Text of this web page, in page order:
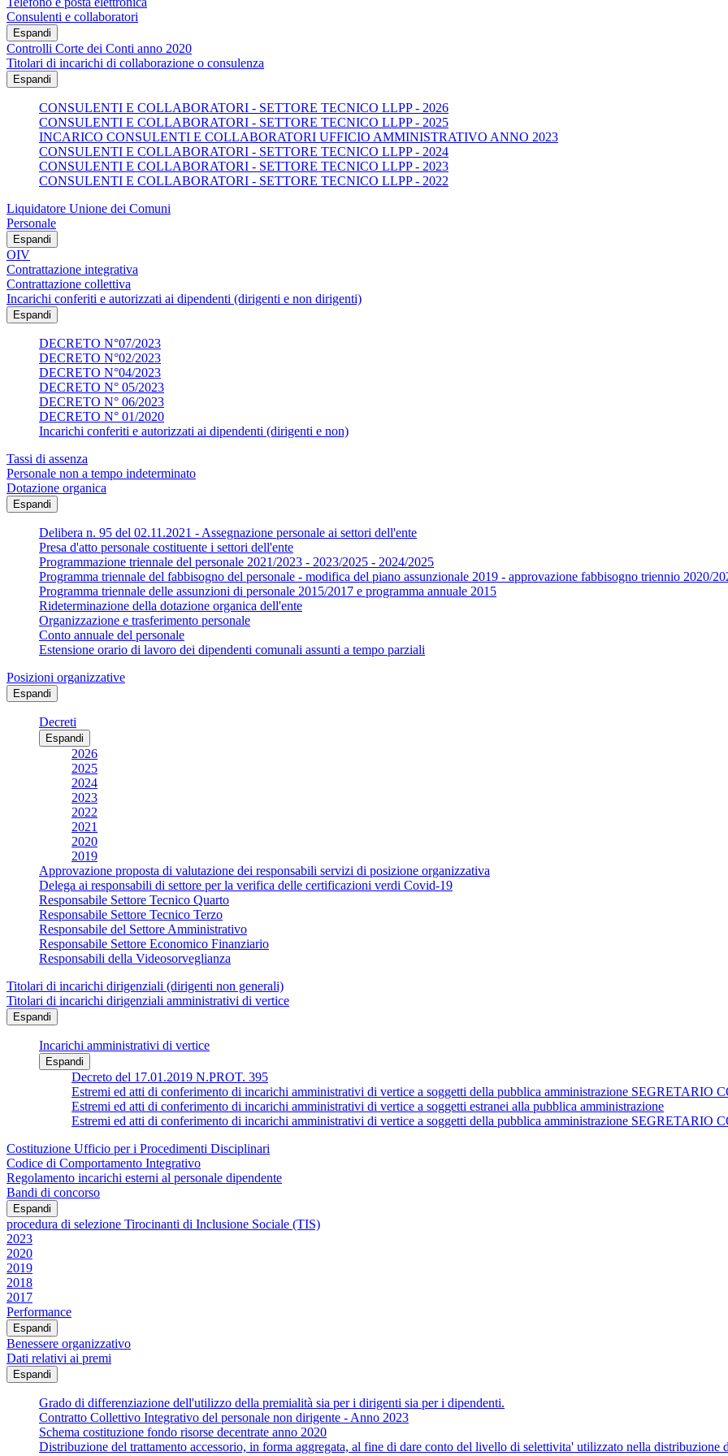
Consulenti e collaboratori
Espandi
Controlli Corte dei Conti anno 2020
Titolari di incarichi di collaborazione o consulenza
Espandi
CONSULENTI E COLLABORATORI - SETTORE TECNICO LLPP - 2026
CONSULENTI E COLLABORATORI - SETTORE TECNICO LLPP - 2025
INCARICO CONSULENTI E COLLABORATORI UFFICIO AMMINISTRATIVO ANNO 2023
CONSULENTI E COLLABORATORI - SETTORE TECNICO LLPP - 2024
CONSULENTI E COLLABORATORI - SETTORE TECNICO LLPP - 2023
CONSULENTI E COLLABORATORI - SETTORE TECNICO LLPP - 2022
Liquidatore Unione dei Comuni
Personale
Espandi
OIV
Contrattazione integrativa
Contrattazione collettiva
Incarichi conferiti e autorizzati ai dipendenti (dirigenti e non dirigenti)
Espandi
DECRETO N°07/2023
DECRETO N°02/2023
DECRETO N°04/2023
DECRETO N° 05/2023
DECRETO N° 06/2023
DECRETO N° 01/2020
Incarichi conferiti e autorizzati ai dipendenti (dirigenti e non)
Tassi di assenza
Personale non a tempo indeterminato
Dotazione organica
Espandi
Delibera n. 95 del 02.11.2021 - Assegnazione personale ai settori dell'ente
Presa d'atto personale costituente i settori dell'ente
Programmazione triennale del personale 2021/2023 - 2023/2025 - 2024/2025
Programma triennale del fabbisogno del personale - modifica del piano assunzionale 2019 - approvazione fabbisogno triennio 2020/
Programma triennale delle assunzioni di personale 2015/2017 e programma annuale 2015
Rideterminazione della dotazione organica dell'ente
Organizzazione e trasferimento personale
Conto annuale del personale
Estensione orario di lavoro dei dipendenti comunali assunti a tempo parziali
Posizioni organizzative
Espandi
Decreti
Espandi
2026
2025
2024
2023
2022
2021
2020
2019
Approvazione proposta di valutazione dei responsabili servizi di posizione organizzativa
Delega ai responsabili di settore per la verifica delle certificazioni verdi Covid-19
Responsabile Settore Tecnico Quarto
Responsabile Settore Tecnico Terzo
Responsabile del Settore Amministrativo
Responsabile Settore Economico Finanziario
Responsabili della Videosorveglianza
Titolari di incarichi dirigenziali (dirigenti non generali)
Titolari di incarichi dirigenziali amministrativi di vertice
Espandi
Incarichi amministrativi di vertice
Espandi
Decreto del 17.01.2019 N.PROT. 395
Estremi ed atti di conferimento di incarichi amministrativi di vertice a soggetti della pubblica amministrazione
Estremi ed atti di conferimento di incarichi amministrativi di vertice a soggetti estranei alla pubblica amministrazione
Estremi ed atti di conferimento di incarichi amministrativi di vertice a soggetti della pubblica amministrazione
Costituzione Ufficio per i Procedimenti Disciplinari
Codice di Comportamento Integrativo
Regolamento incarichi esterni al personale dipendente
Bandi di concorso
Espandi
procedura di selezione Tirocinanti di Inclusione Sociale (TIS)
2023
2020
2019
2018
2017
Performance
Espandi
Benessere organizzativo
Dati relativi ai premi
Espandi
Grado di differenziazione dell'utilizzo della premialità sia per i dirigenti sia per i dipendenti.
Contratto Collettivo Integrativo del personale non dirigente - Anno 2023
Schema costituzione fondo risorse decentrate anno 2020
Distribuzione del trattamento accessorio, in forma aggregata, al fine di dare conto del livello di selettivita' utilizzato nella distribuzione